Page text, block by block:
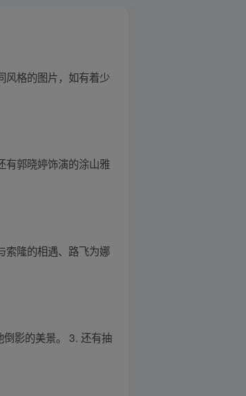
风格的图片，如有着少
有郭晓婷饰演的涂山雅
索隆的相遇、路飞为娜
影的美景。 3. 还有抽